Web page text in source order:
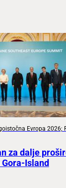
Evropa 2026;
za dalje
Island